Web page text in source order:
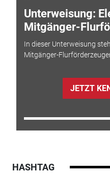
Unterweisung:
Mitgänger-
In dieser Unterweisung
Mitgänger-
JETZT
HASHTAG